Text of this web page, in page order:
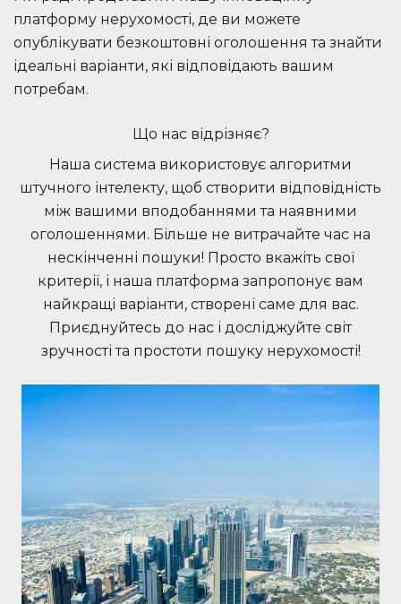
платформу нерухомості, де ви можете
опублікувати безкоштовні оголошення та знайти
ідеальні варіанти, які відповідають вашим
потребам.
Що нас відрізняє?
Наша система використовує алгоритми
штучного інтелекту, щоб створити відповідність
між вашими вподобаннями та наявними
оголошеннями. Більше не витрачайте час на
нескінченні пошуки! Просто вкажіть свої
критерії, і наша платформа запропонує вам
найкращі варіанти, створені саме для вас.
Приєднуйтесь до нас і досліджуйте світ
зручності та простоти пошуку нерухомості!